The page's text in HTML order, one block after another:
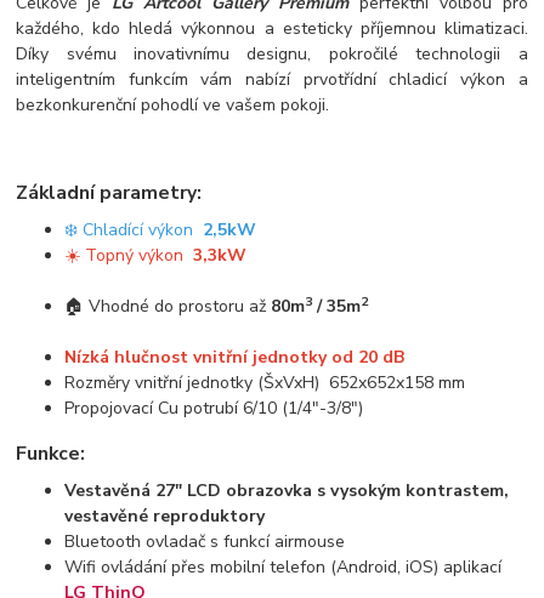
každého, kdo hledá výkonnou a esteticky příjemnou klimatizaci.
Díky svému inovativnímu designu, pokročilé technologii a
inteligentním funkcím vám nabízí prvotřídní chladicí výkon a
bezkonkurenční pohodlí ve vašem pokoji.
Základní parametry:
❄️ Chladící výkon 2,5kW
☀️ Topný výkon3,3kW
🏠 Vhodné do prostoru až 80m3 / 35m2
Nízká hlučnost vnitřní jednotky od 20 dB
Rozměry vnitřní jednotky (ŠxVxH) 652x652x158 mm
Propojovací Cu potrubí 6/10 (1/4"-3/8")
Funkce:
Vestavěná 27" LCD obrazovka s vysokým kontrastem,
vestavěné reproduktory
Bluetooth ovladač s funkcí airmouse
Wifi ovládání přes mobilní telefon (Android, iOS) aplikací
LG ThinQ